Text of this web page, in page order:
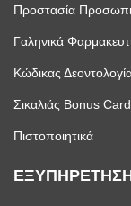
Προστασία
Γαληνικά
Κώδικας
Σικαλιάς Bonus Card
Πιστοποιητικά